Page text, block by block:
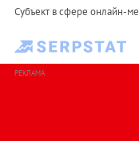
Субъект в сфере онлайн-
РЕКЛАМА